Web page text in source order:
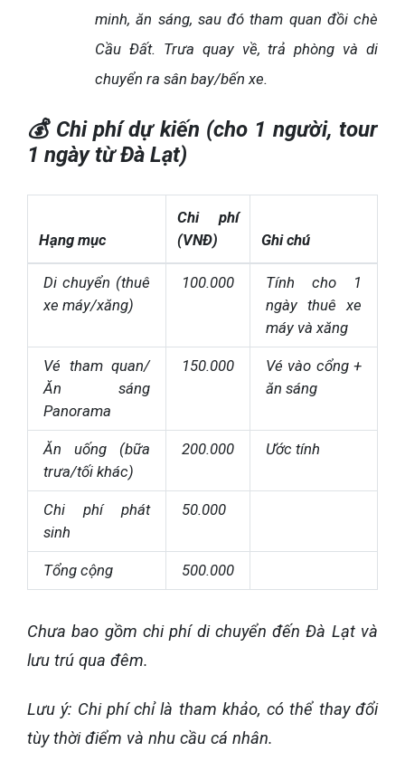
minh, ăn sáng, sau đó tham quan đồi chè
Cầu Đất. Trưa quay về, trả phòng và di
chuyển ra sân bay/bến xe.
💰 Chi phí dự kiến (cho 1 người, tour
1 ngày từ Đà Lạt)
Hạng mục
Chi phí
(VNĐ)
Ghi chú
Di chuyển (thuê
xe máy/xăng)
100.000
Tính cho 1
ngày thuê xe
máy và xăng
Vé tham quan/
Ăn sáng
Panorama
150.000
Vé vào cổng +
ăn sáng
Ăn uống (bữa
trưa/tối khác)
200.000 Ước tính
Chi phí phát
sinh
50.000
Tổng cộng 500.000
Chưa bao gồm chi phí di chuyển đến Đà Lạt và
lưu trú qua đêm.
Lưu ý: Chi phí chỉ là tham khảo, có thể thay đổi
tùy thời điểm và nhu cầu cá nhân.